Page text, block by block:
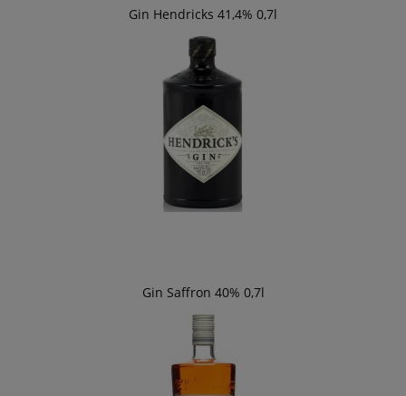
Gin Hendricks 41,4% 0,7l
Gin Saffron 40% 0,7l